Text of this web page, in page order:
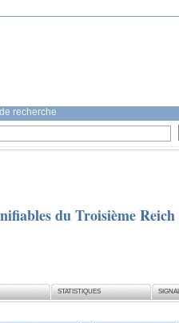
recherche
du Troisième Reich
STATISTIQUES